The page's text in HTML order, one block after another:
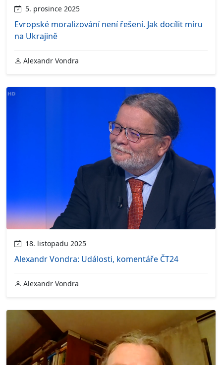
5. prosince 2025
Evropské moralizování není řešení. Jak docílit míru
na Ukrajině
Alexandr Vondra
18. listopadu 2025
Alexandr Vondra: Události, komentáře ČT24
Alexandr Vondra